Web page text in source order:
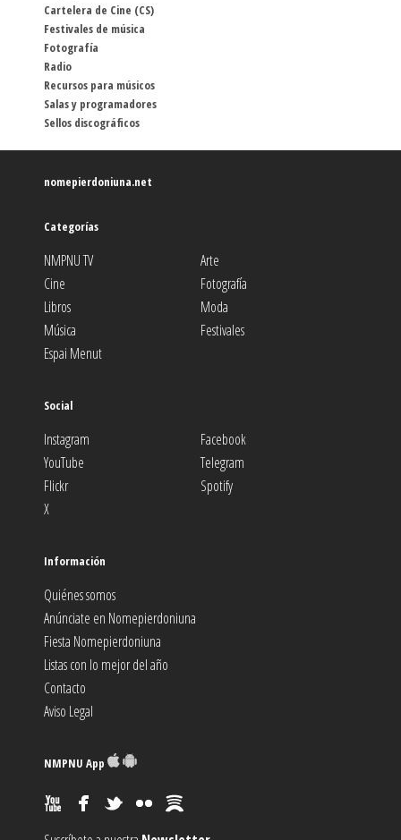
Cartelera de Cine (CS)
Festivales de música
Fotografía
Radio
Recursos para músicos
Salas y programadores
Sellos discográficos
nomepierdoniuna.net
Categorías
NMPNU TV
Arte
Cine
Fotografía
Libros
Moda
Música
Festivales
Espai Menut
Social
Instagram
Facebook
YouTube
Telegram
Flickr
Spotify
X
Información
Quiénes somos
Anúnciate en Nomepierdoniuna
Fiesta Nomepierdoniuna
Listas con lo mejor del año
Contacto
Aviso Legal
NMPNU App